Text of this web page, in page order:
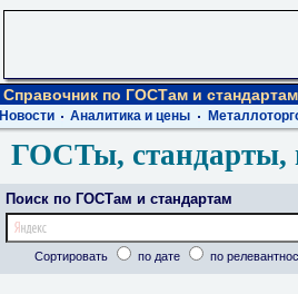
Справочник по ГОСТам и стандартам
Новости Аналитика и цены
ГОСТы, стандарты,
Поиск по ГОСТам и стандартам
Сортировать по дате по